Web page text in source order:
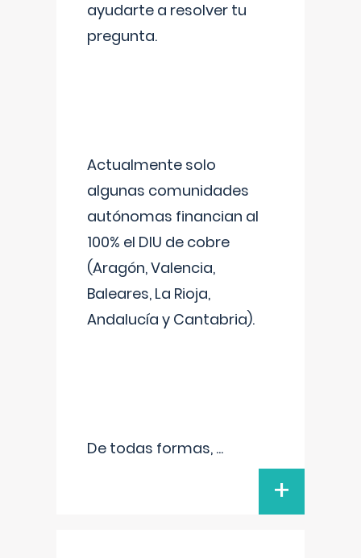
ayudarte a resolver tu
pregunta.
Actualmente solo
algunas comunidades
autónomas financian al
100% el DIU de cobre
(Aragón, Valencia,
Baleares, La Rioja,
Andalucía y Cantabria).
De todas formas, ...
+